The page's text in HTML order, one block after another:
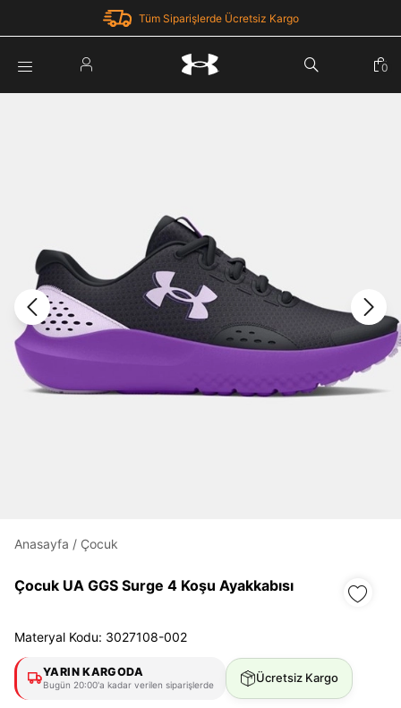
Tüm Siparişlerde Ücretsiz Kargo
Şifremi Unuttum
Giriş Yap
Üye Olmadan Devam Et
0
Anasayfa / Çocuk
Çocuk UA GGS Surge 4 Koşu Ayakkabısı
Materyal Kodu: 3027108-002
YARIN KARGODA
Bugün 20:00'a kadar verilen siparişlerde Ücretsiz Kargo
Parola Yenileme
Parolayı Yenile
Giriş Sayfasına Dön
Zaten hesabın var mı? Giriş yap